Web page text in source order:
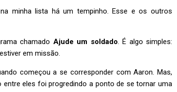
minha lista há um tempinho. Esse e os outros
chamado Ajude um soldado . É algo simples:
em missão.
começou a se corresponder com Aaron. Mas,
eles foi progredindo a ponto de se tornar uma